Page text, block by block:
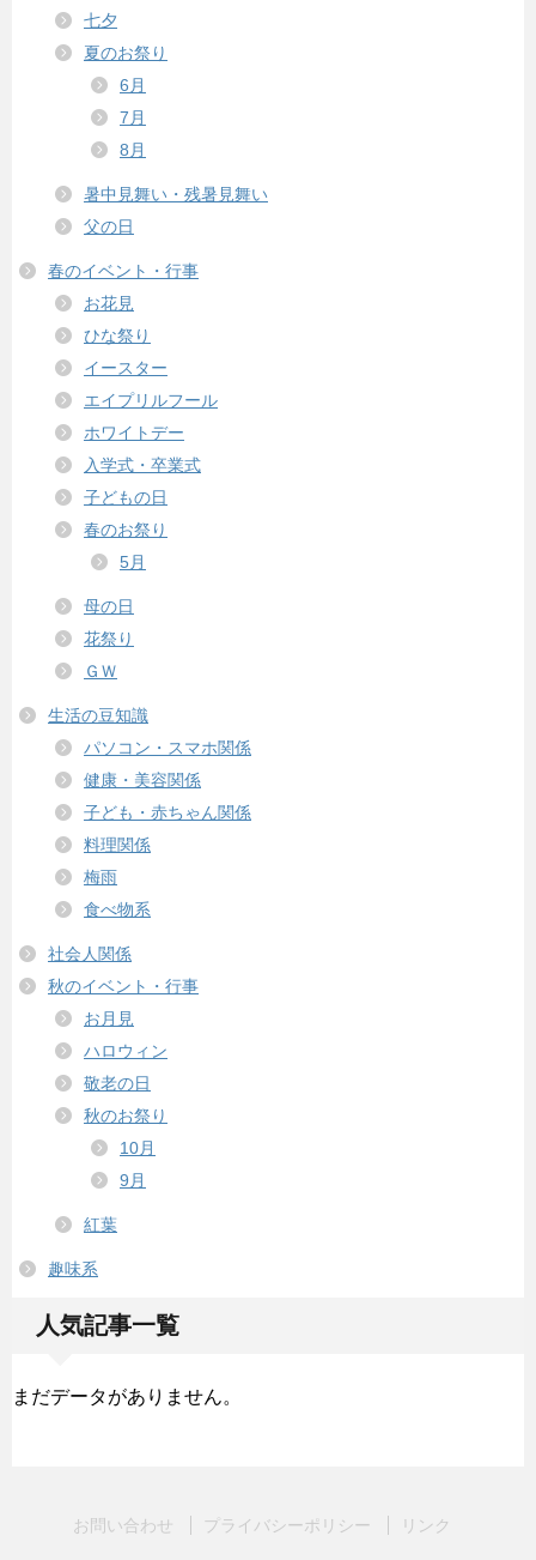
七夕
夏のお祭り
6月
7月
8月
暑中見舞い・残暑見舞い
父の日
春のイベント・行事
お花見
ひな祭り
イースター
エイプリルフール
ホワイトデー
入学式・卒業式
子どもの日
春のお祭り
5月
母の日
花祭り
ＧＷ
生活の豆知識
パソコン・スマホ関係
健康・美容関係
子ども・赤ちゃん関係
料理関係
梅雨
食べ物系
社会人関係
秋のイベント・行事
お月見
ハロウィン
敬老の日
秋のお祭り
10月
9月
紅葉
趣味系
人気記事一覧
まだデータがありません。
お問い合わせ プライバシーポリシー リンク